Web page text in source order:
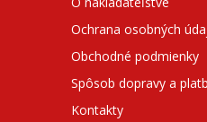
Ochrana osobných
Obchodné podmienky
Spôsob dopravy a
Kontakty